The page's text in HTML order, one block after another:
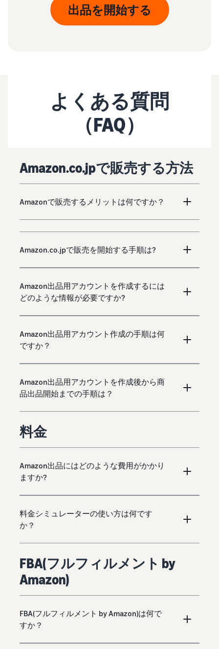
出品を開始する
よくある質問
（FAQ）
Amazon.co.jpで販売する方法
Amazonで販売するメリットは何ですか？
Amazon.co.jpで販売を開始する手順は?
Amazon出品用アカウントを作成するには
どのような情報が必要ですか?
Amazon出品用アカウント作成の手順は何
ですか？
Amazon出品用アカウントを作成後から商
品出品開始までの手順は？
料金
Amazon出品にはどのような費用がかかり
ますか?
料金シミュレーターの使い方は何です
か？
FBA(フルフィルメント by
Amazon)
FBA(フルフィルメント by Amazon)は何で
すか？